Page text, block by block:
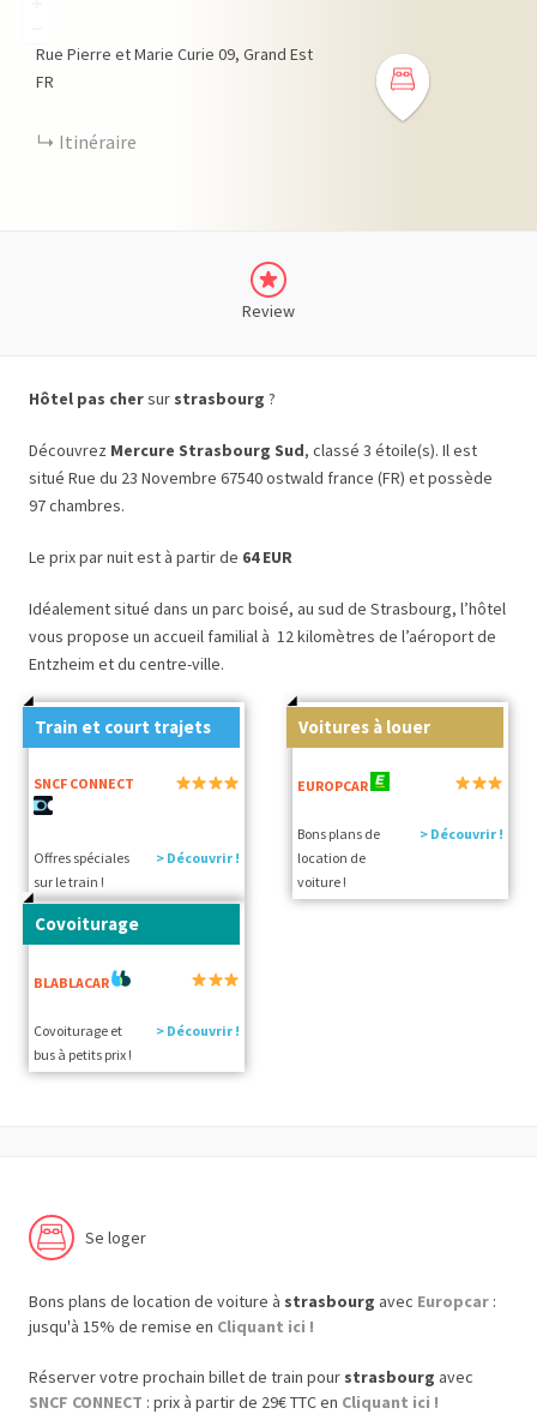
Rue Pierre et Marie Curie 09 Grand Est
FR
Itinéraire
Review
Hôtel pas chersur strasbourg ?
Découvrez Mercure Strasbourg Sud, classé 3 étoile(s). Il est
situé Rue du 23 Novembre 67540 ostwald france (FR) et possède
97 chambres.
Le prix par nuit est à partir de 64 EUR
Idéalement situé dans un parc boisé, au sud de Strasbourg, l’hôtel
vous propose un accueil familial à 12 kilomètres de l’aéroport de
Entzheim et du centre-ville.
Train et court trajets
SNCF CONNECT
Offres spéciales
sur le train !
> Découvrir !
Voitures à louer
EUROPCAR
Bons plans de
location de
voiture !
> Découvrir !
Covoiturage
BLABLACAR
Covoiturage et
bus à petits prix !
> Découvrir !
Se loger
Bons plans de location de voiture à strasbourg avec Europcar :
jusqu'à 15% de remise en Cliquant ici !
Réserver votre prochain billet de train pour strasbourg avec
SNCF CONNECT : prix à partir de 29€ TTC en Cliquant ici !